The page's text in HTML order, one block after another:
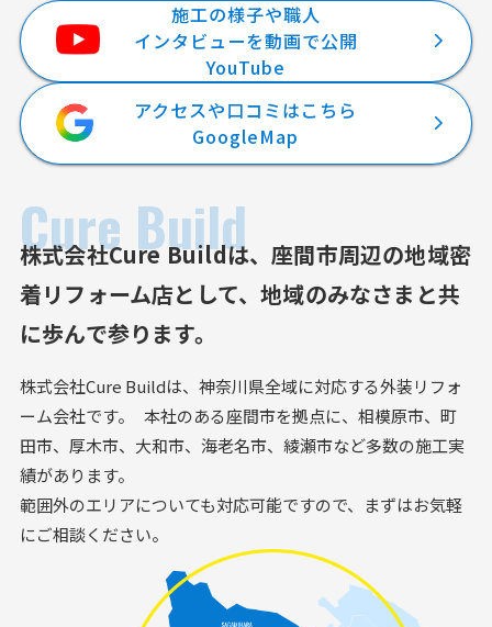
施工の様子や職人
インタビューを動画で公開
YouTube
アクセスや口コミはこちら
GoogleMap
Cure Build
株式会社Cure Buildは、座間市周辺の地域密
着リフォーム店として、地域のみなさまと共
に歩んで参ります。
株式会社Cure Buildは、神奈川県全域に対応する外装リフォ
ーム会社です。 本社のある座間市を拠点に、相模原市、町
田市、厚木市、大和市、海老名市、綾瀬市など多数の施工実
績があります。
範囲外のエリアについても対応可能ですので、まずはお気軽
にご相談ください。